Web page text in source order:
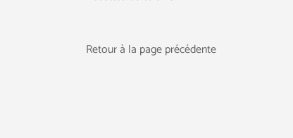
Retour à la page précédente